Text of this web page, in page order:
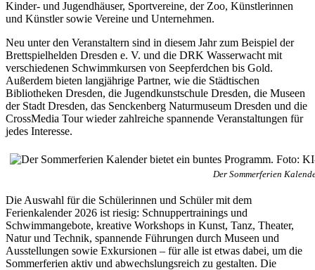
Kinder- und Jugendhäuser, Sportvereine, der Zoo, Künstlerinnen
und Künstler sowie Vereine und Unternehmen.
Neu unter den Veranstaltern sind in diesem Jahr zum Beispiel der
Brettspielhelden Dresden e. V. und die DRK Wasserwacht mit
verschiedenen Schwimmkursen von Seepferdchen bis Gold.
Außerdem bieten langjährige Partner, wie die Städtischen
Bibliotheken Dresden, die Jugendkunstschule Dresden, die Museen
der Stadt Dresden, das Senckenberg Naturmuseum Dresden und die
CrossMedia Tour wieder zahlreiche spannende Veranstaltungen für
jedes Interesse.
Der Sommerferien
Die Auswahl für die Schülerinnen und Schüler mit dem
Ferienkalender 2026 ist riesig: Schnuppertrainings und
Schwimmangebote, kreative Workshops in Kunst, Tanz, Theater,
Natur und Technik, spannende Führungen durch Museen und
Ausstellungen sowie Exkursionen – für alle ist etwas dabei, um die
Sommerferien aktiv und abwechslungsreich zu gestalten. Die